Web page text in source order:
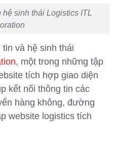
sinh thái Logistics ITL
và hệ sinh thái
, một trong những tập
tích hợp giao diện
kết nối thông tin các
hàng không, đường
website logistics tích